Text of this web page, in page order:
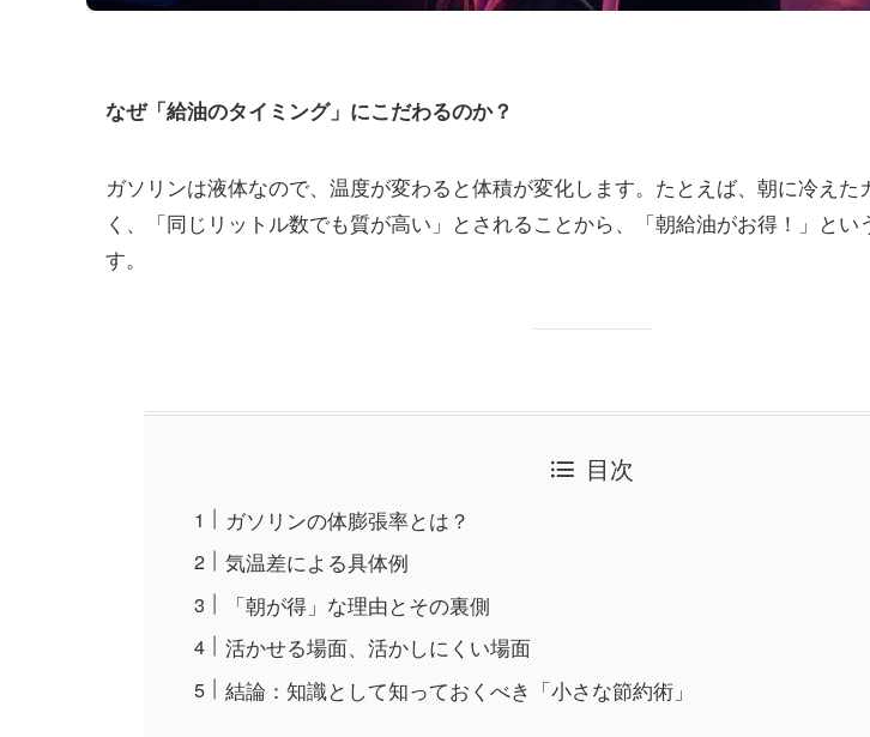
なぜ「給油のタイミング」にこだわるのか？
ガソリンは液体なので、温度が変わると体積が変化します。たとえば、朝に冷えた
く、「同じリットル数でも質が高い」とされることから、「朝給油がお得！」とい
す。
目次
ガソリンの体膨張率とは？
気温差による具体例
「朝が得」な理由とその裏側
活かせる場面、活かしにくい場面
結論：知識として知っておくべき「小さな節約術」